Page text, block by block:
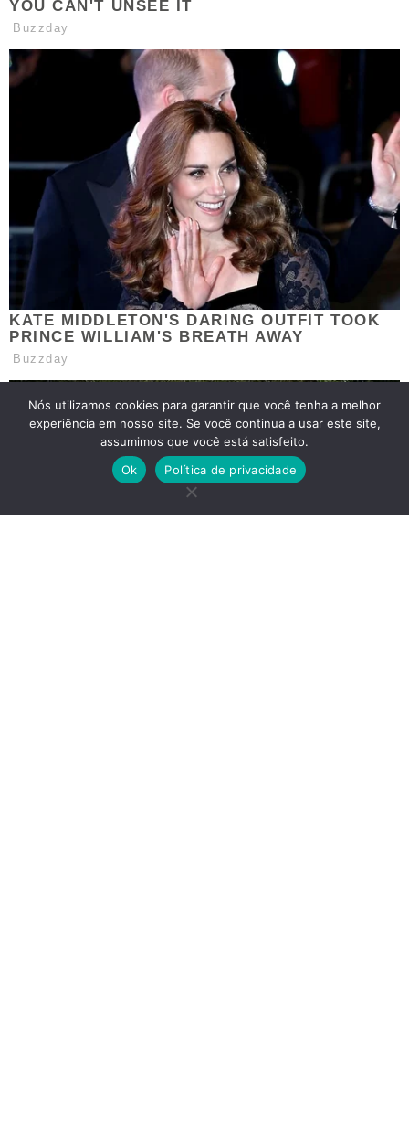
Nós utilizamos cookies para garantir que você tenha a melhor
experiência em nosso site. Se você continua a usar este site,
assumimos que você está satisfeito.
Ok
Política de privacidade